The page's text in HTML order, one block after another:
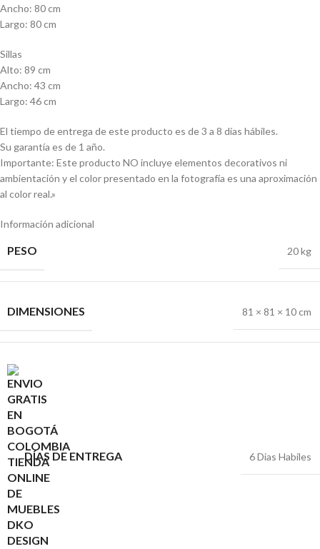
Ancho: 80 cm
Largo: 80 cm
Sillas
Alto: 89 cm
Ancho: 43 cm
Largo: 46 cm
El tiempo de entrega de este producto es de 3 a 8 días hábiles.
Su garantía es de 1 año.
Importante: Este producto NO incluye elementos decorativos ni
ambientación y el color presentado en la fotografía es una aproximación
al color real.»
Información adicional
PESO 20 kg
DIMENSIONES 81 × 81 × 10 cm
DÍAS DE ENTREGA 6 Dias Habiles